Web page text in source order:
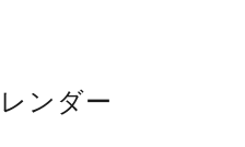
ンダー